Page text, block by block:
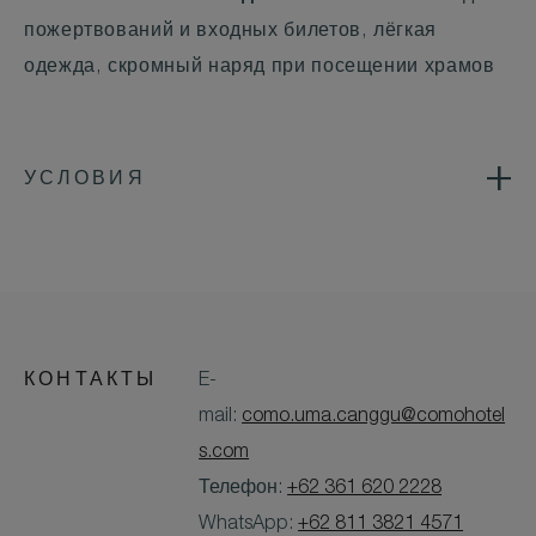
пожертвований и входных билетов, лёгкая
одежда, скромный наряд при посещении храмов
УСЛОВИЯ
КОНТАКТЫ
E-
mail: como.uma.canggu@comohotel
s.com
Телефон:+62 361 620 2228
WhatsApp:+62 811 3821 4571